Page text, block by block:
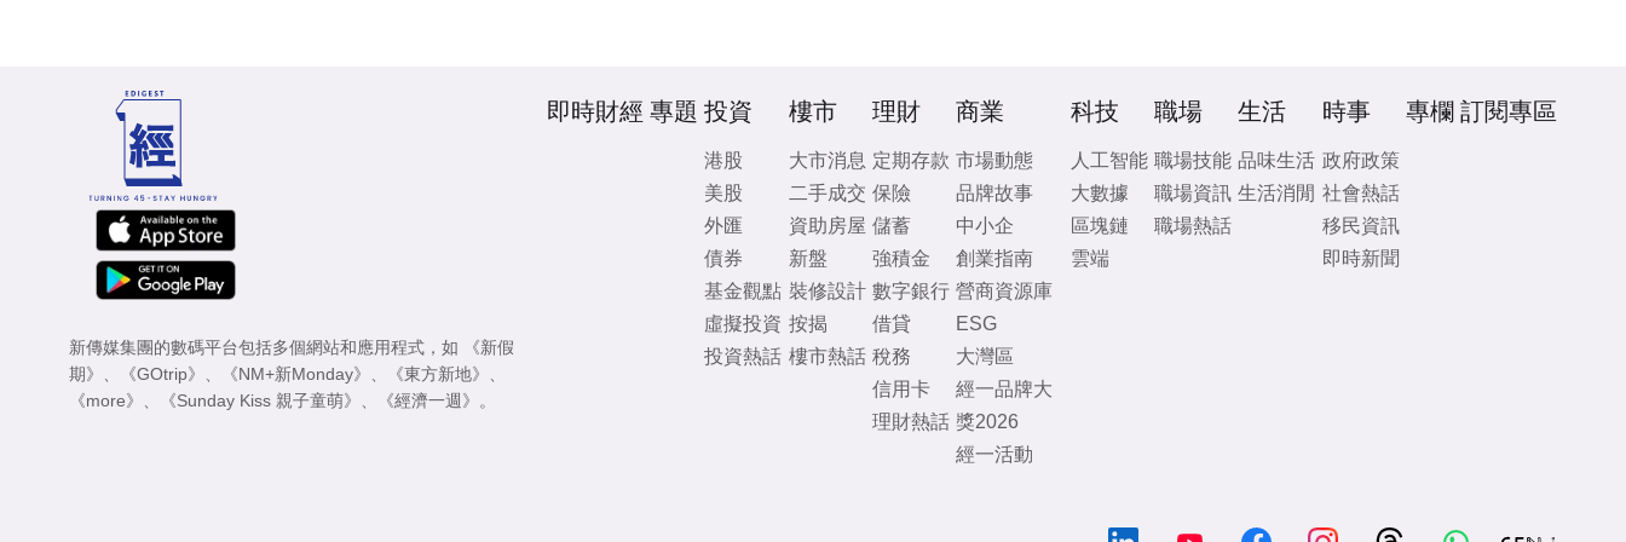
新傳媒集團的數碼平台包括多個網站和應用程式，如
《新假
期》
《GOtrip》 《NM+新Monday》 《東方新地》
《more》
《Sunday Kiss 親子童萌》 《經濟一週》 。
即時財經 專題 投資
港股
美股
外匯
債券
基金觀點
虛擬投資
投資熱話
樓市
大市消息
二手成交
資助房屋
新盤
裝修設計
按揭
樓市熱話
理財
定期存款
保險
儲蓄
強積金
數字銀行
借貸
稅務
信用卡
理財熱話
商業
市場動態
品牌故事
中小企
創業指南
營商資源庫
ESG
大灣區
經一品牌大
獎2026
經一活動
科技
人工智能
大數據
區塊鏈
雲端
職場
職場技能
職場資訊
職場熱話
生活
品味生活
生活消閒
時事
政府政策
社會熱話
移民資訊
即時新聞
專欄 訂閱專區